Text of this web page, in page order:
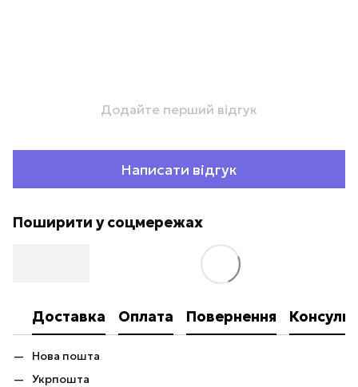
Додайте перший відгук
Написати відгук
Поширити у соцмережах
Доставка Оплата Повернення
Нова пошта
Укрпошта